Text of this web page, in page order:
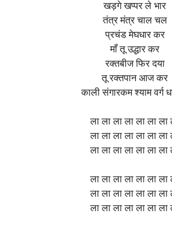
खड़गे खप्पर ले भार
तंत्र मंत्र चाल चल
प्रचंड मेघधार कर
माँ तू उद्धार कर
रक्तबीज फिर दया
तू रक्तपान आज कर
काली संगारकम श्याम वर्ग
ला ला ला ला ला ला ला
ला ला ला ला ला ला ला
ला ला ला ला ला ला ला
ला ला ला ला ला ला ला
ला ला ला ला ला ला ला
ला ला ला ला ला ला ला